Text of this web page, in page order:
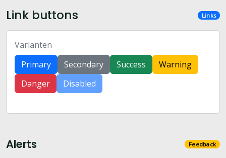
Link buttons Links
Varianten
Primary
Secondary Success
Warning
Danger
Disabled
Alerts Feedback